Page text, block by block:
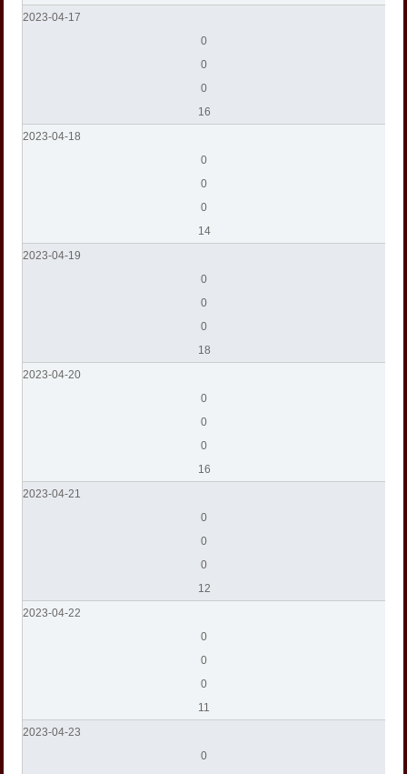
2023-04-17
0
0
0
16
2023-04-18
0
0
0
14
2023-04-19
0
0
0
18
2023-04-20
0
0
0
16
2023-04-21
0
0
0
12
2023-04-22
0
0
0
11
2023-04-23
0